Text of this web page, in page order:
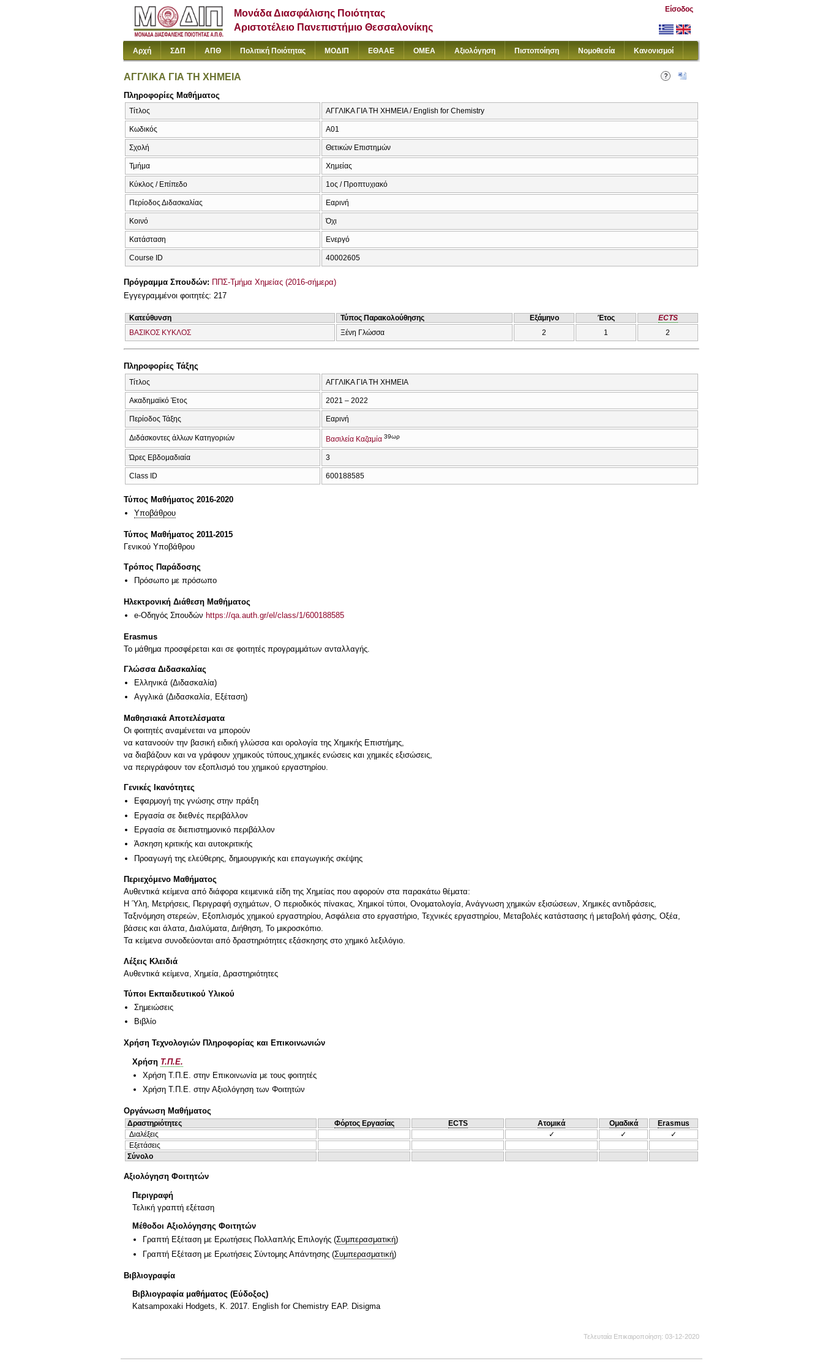
Μονάδα Διασφάλισης Ποιότητας
Αριστοτέλειο Πανεπιστήμιο Θεσσαλονίκης
Είσοδος
Αρχή ΣΔΠ ΑΠΘ Πολιτική Ποιότητας ΜΟΔΙΠ ΕΘΑΑΕ ΟΜΕΑ Αξιολόγηση Πιστοποίηση Νομοθεσία Κανονισμοί
ΑΓΓΛΙΚΑ ΓΙΑ ΤΗ ΧΗΜΕΙΑ
Πληροφορίες Μαθήματος
Τίτλος ΑΓΓΛΙΚΑ ΓΙΑ ΤΗ ΧΗΜΕΙΑ / English for Chemistry
Κωδικός Α01
Σχολή Θετικών Επιστημών
Τμήμα Χημείας
Κύκλος / Επίπεδο 1ος / Προπτυχιακό
Περίοδος Διδασκαλίας Εαρινή
Κοινό Όχι
Κατάσταση Ενεργό
Course ID 40002605
Πρόγραμμα Σπουδών: ΠΠΣ-Τμήμα Χημείας (2016-σήμερα)
Εγγεγραμμένοι φοιτητές: 217
Κατεύθυνση Τύπος Παρακολούθησης Εξάμηνο Έτος
ECTS
ΒΑΣΙΚΟΣ ΚΥΚΛΟΣ
Ξένη Γλώσσα 2 1 2
Πληροφορίες Τάξης
Τίτλος ΑΓΓΛΙΚΑ ΓΙΑ ΤΗ ΧΗΜΕΙΑ
Ακαδημαϊκό Έτος 2021 – 2022
Περίοδος Τάξης Εαρινή
Διδάσκοντες άλλων Κατηγοριών Βασιλεία Καζαμία 39ωρ
Ώρες Εβδομαδιαία 3
Class ID 600188585
Τύπος Μαθήματος 2016-2020
Υποβάθρου
Τύπος Μαθήματος 2011-2015
Γενικού Υποβάθρου
Τρόπος Παράδοσης
Πρόσωπο με πρόσωπο
Ηλεκτρονική Διάθεση Μαθήματος
e-Οδηγός Σπουδών https://qa.auth.gr/el/class/1/600188585
Erasmus
Το μάθημα προσφέρεται και σε φοιτητές προγραμμάτων ανταλλαγής.
Γλώσσα Διδασκαλίας
Ελληνικά (Διδασκαλία)
Αγγλικά (Διδασκαλία, Εξέταση)
Μαθησιακά Αποτελέσματα
Οι φοιτητές αναμένεται να μπορούν
να κατανοούν την βασική ειδική γλώσσα και ορολογία της Χημικής Επιστήμης,
να διαβάζουν και να γράφουν χημικούς τύπους,χημικές ενώσεις και χημικές εξισώσεις,
να περιγράφουν τον εξοπλισμό του χημικού εργαστηρίου.
Γενικές Ικανότητες
Εφαρμογή της γνώσης στην πράξη
Εργασία σε διεθνές περιβάλλον
Εργασία σε διεπιστημονικό περιβάλλον
Άσκηση κριτικής και αυτοκριτικής
Προαγωγή της ελεύθερης, δημιουργικής και επαγωγικής σκέψης
Περιεχόμενο Μαθήματος
Aυθεντικά κείμενα από διάφορα κειμενικά είδη της Χημείας που αφορούν στα παρακάτω θέματα:
Η Ύλη, Μετρήσεις, Περιγραφή σχημάτων, Ο περιοδικός πίνακας, Χημικοί τύποι, Ονοματολογία, Ανάγνωση χημικών εξισώσεων, Χημικές αντιδράσεις,
Ταξινόμηση στερεών, Εξοπλισμός χημικού εργαστηρίου, Ασφάλεια στο εργαστήριο, Τεχνικές εργαστηρίου, Μεταβολές κατάστασης ή μεταβολή φάσης, Οξέα,
βάσεις και άλατα, Διαλύματα, Διήθηση, Το μικροσκόπιο.
Τα κείμενα συνοδεύονται από δραστηριότητες εξάσκησης στο χημικό λεξιλόγιο.
Λέξεις Κλειδιά
Αυθεντικά κείμενα, Χημεία, Δραστηριότητες
Τύποι Εκπαιδευτικού Υλικού
Σημειώσεις
Βιβλίο
Χρήση Τεχνολογιών Πληροφορίας και Επικοινωνιών
Χρήση Τ.Π.Ε.
Χρήση Τ.Π.Ε. στην Επικοινωνία με τους φοιτητές
Χρήση Τ.Π.Ε. στην Αξιολόγηση των Φοιτητών
Οργάνωση Μαθήματος
Δραστηριότητες Φόρτος Εργασίας ECTS Ατομικά Ομαδικά
Erasmus
Διαλέξεις
✓ ✓
✓
Εξετάσεις
Σύνολο
Αξιολόγηση Φοιτητών
Περιγραφή
Τελική γραπτή εξέταση
Μέθοδοι Αξιολόγησης Φοιτητών
Γραπτή Εξέταση με Ερωτήσεις Πολλαπλής Επιλογής (Συμπερασματική)
Γραπτή Εξέταση με Ερωτήσεις Σύντομης Απάντησης (Συμπερασματική)
Βιβλιογραφία
Βιβλιογραφία μαθήματος (Εύδοξος)
Katsampoxaki Hodgets, K. 2017. English for Chemistry EAP. Disigma
Τελευταία Επικαιροποίηση 03-12-2020